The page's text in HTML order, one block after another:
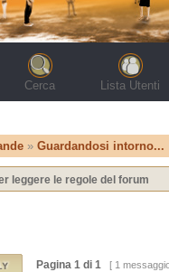
Cerca Lista Utenti
» Guardandosi intorno...
leggere le regole del forum
Pagina 1 di 1 [ 1